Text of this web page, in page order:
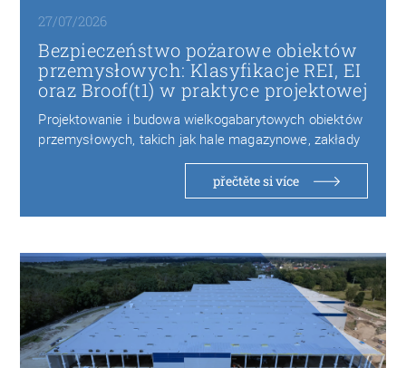
27/07/2026
Bezpieczeństwo pożarowe obiektów
przemysłowych: Klasyfikacje REI, EI
oraz Broof(t1) w praktyce projektowej
Projektowanie i budowa wielkogabarytowych obiektów
przemysłowych, takich jak hale magazynowe, zakłady
produkcyjne czy centra logistyczne,…
přečtěte si více